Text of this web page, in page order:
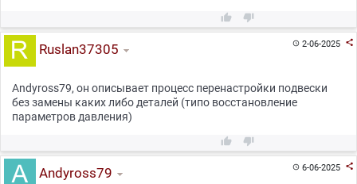
 
2-06-2025 
Ruslan37305
Andyross79, он описывает процесс перенастройки подвески
без замены каких либо деталей (типо восстановление
параметров давления)
 
6-06-2025 
Andyross79